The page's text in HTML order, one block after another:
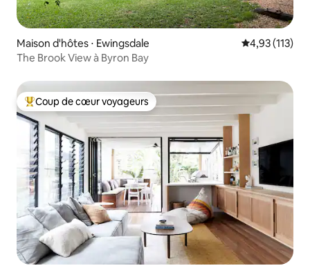
Maison d'hôtes ⋅ Ewingsdale Évaluation
4,93 (113)
The Brook View à Byron Bay
Coups de cœur voyageurs les plus appréciés
Coup de cœur voyageurs